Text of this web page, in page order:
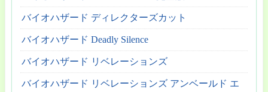
バイオハザード ディレクターズカット
バイオハザード Deadly Silence
バイオハザード リベレーションズ
バイオハザード リベレーションズ アンベールド エ